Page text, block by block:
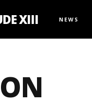
XIII NEWS